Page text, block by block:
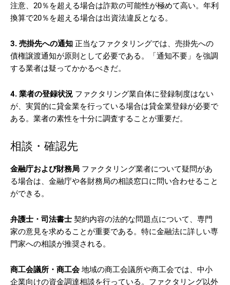
注意、20％を超える場合は詐欺の可能性が極めて高い。年利
換算で20％を超える場合は出資法違反となる。
3. 売掛先への通知 正当なファクタリングでは、売掛先への
債権譲渡通知が原則として必要である。「通知不要」を強調
する業者は疑ってかかるべきだ。
4. 業者の登録状況 ファクタリング業自体に登録制度はない
が、実質的に貸金業を行っている場合は貸金業登録が必要で
ある。業者の素性を十分に調査することが重要だ。
相談・確認先
金融庁および財務局 ファクタリング業者について疑問があ
る場合は、金融庁や各財務局の相談窓口に問い合わせること
ができる。
弁護士・司法書士 契約内容の法的な問題点について、専門
家の意見を求めることが重要である。特に金融法に詳しい専
門家への相談が推奨される。
商工会議所・商工会地域の商工会議所や商工会では、中小
企業向けの資金調達相談を行っている。ファクタリング以外